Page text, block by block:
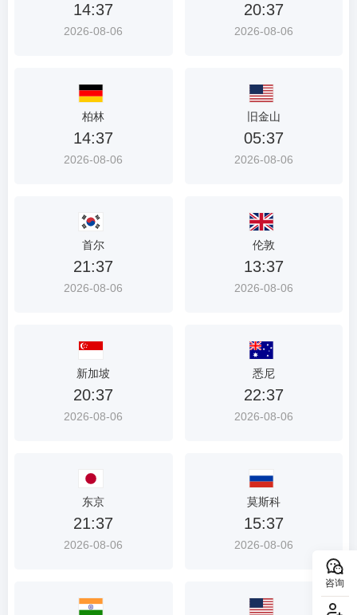
咨询
14:37
2026-08-06
20:37
2026-08-06
柏林
14:37
2026-08-06
旧金山
05:37
2026-08-06
首尔
21:37
2026-08-06
伦敦
13:37
2026-08-06
新加坡
20:37
2026-08-06
悉尼
22:37
2026-08-06
东京
21:37
2026-08-06
莫斯科
15:37
2026-08-06